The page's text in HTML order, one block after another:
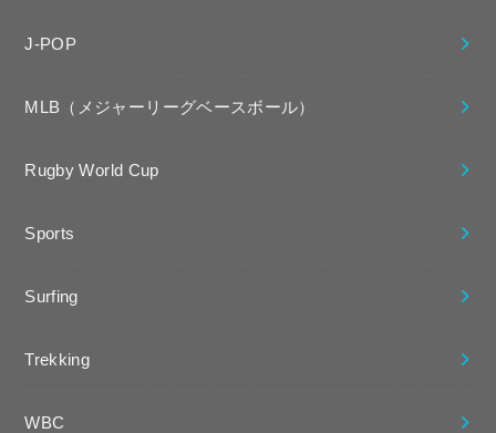
J-POP
MLB（メジャーリーグベースボール）
Rugby World Cup
Sports
Surfing
Trekking
WBC